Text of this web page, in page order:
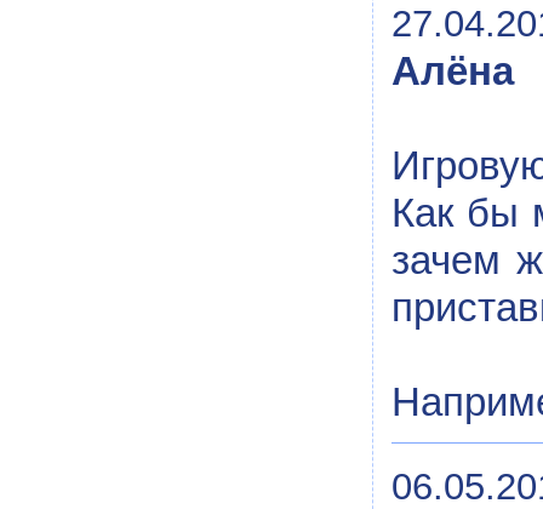
Алёна
Как бы
зачем